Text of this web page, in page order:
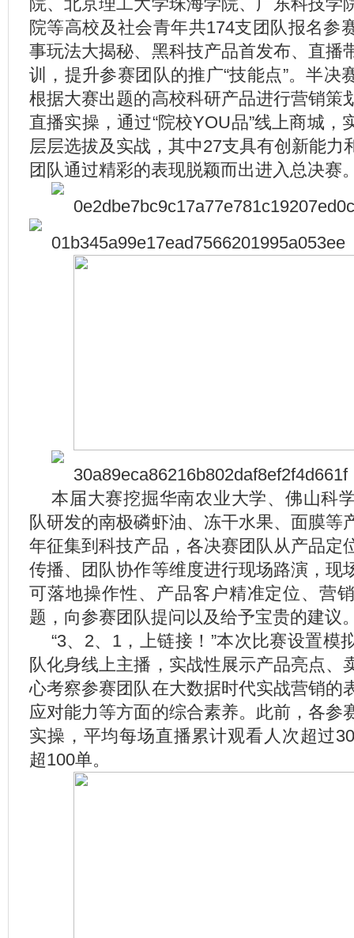
院等高校及社会青年共174支团队报名参
事玩法大揭秘、黑科技产品首发布、直播
训，提升参赛团队的推广“技能点”。半决
根据大赛出题的高校科研产品进行营销策
直播实操，通过“院校YOU品”线上商城，
层层选拔及实战，其中27支具有创新能力
团队通过精彩的表现脱颖而出进入总决赛
本届大赛挖掘华南农业大学、佛山科
队研发的南极磷虾油、冻干水果、面膜等
年征集到科技产品，各决赛团队从产品定
传播、团队协作等维度进行现场路演，现
可落地操作性、产品客户精准定位、营
题，向参赛团队提问以及给予宝贵的建议
“3、2、1，上链接！”本次比赛设置模
队化身线上主播，实战性展示产品亮点、
心考察参赛团队在大数据时代实战营销的
应对能力等方面的综合素养。此前，各参
实操，平均每场直播累计观看人次超过
超100单。